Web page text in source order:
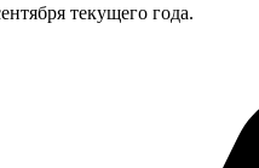
текущего года.